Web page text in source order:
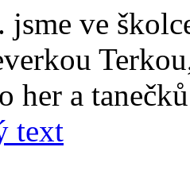
jsme ve
her a
text